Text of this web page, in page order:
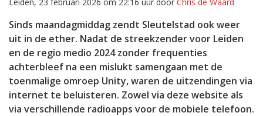
Sinds maandagmiddag zendt Sleutelstad ook weer
uit in de ether. Nadat de streekzender voor Leiden
en de regio medio 2024 zonder frequenties
achterbleef na een mislukt samengaan met de
toenmalige omroep Unity, waren de uitzendingen via
internet te beluisteren. Zowel via deze website als
via verschillende radioapps voor de mobiele telefoon.